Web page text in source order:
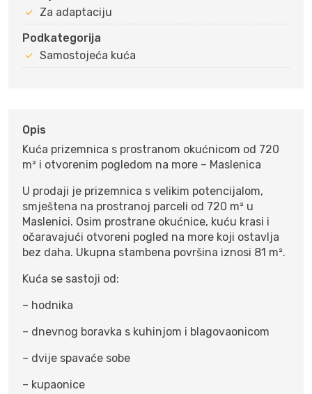
Za adaptaciju
Podkategorija
Samostojeća kuća
Opis
Kuća prizemnica s prostranom okućnicom od 720
m² i otvorenim pogledom na more – Maslenica
U prodaji je prizemnica s velikim potencijalom,
smještena na prostranoj parceli od 720 m² u
Maslenici. Osim prostrane okućnice, kuću krasi i
očaravajući otvoreni pogled na more koji ostavlja
bez daha. Ukupna stambena površina iznosi 81 m².
Kuća se sastoji od:
– hodnika
– dnevnog boravka s kuhinjom i blagovaonicom
– dvije spavaće sobe
– kupaonice